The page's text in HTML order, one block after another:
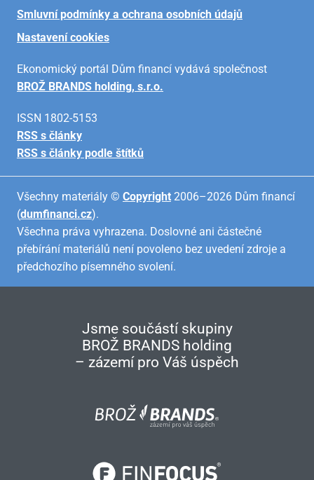
Smluvní podmínky a ochrana osobních údajů
Nastavení cookies
Ekonomický portál Dům financí vydává společnost
BROŽ BRANDS holding, s.r.o.
ISSN 1802-5153
RSS s články
RSS s články podle štítků
Všechny materiály © Copyright 2006–2026 Dům financí
(dumfinanci.cz).
Všechna práva vyhrazena. Doslovné ani částečné
přebírání materiálů není povoleno bez uvedení zdroje a
předchozího písemného svolení.
Jsme součástí skupiny
BROŽ BRANDS holding
– zázemí pro Váš úspěch